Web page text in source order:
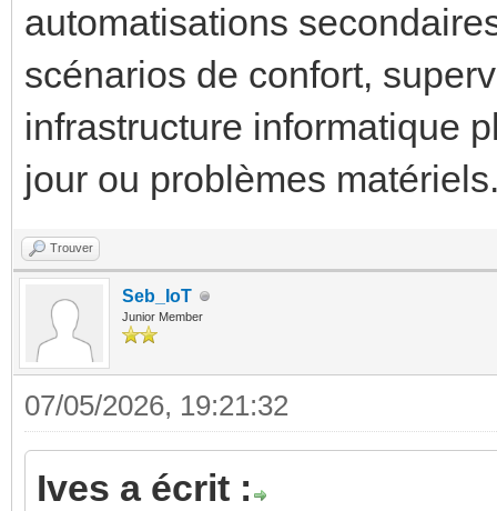
automatisations
scénarios de confort,
infrastructure informatique
jour ou problèmes
Trouver
Seb_IoT
Junior Member
07/05/2026, 19:21:32
Ives a écrit :